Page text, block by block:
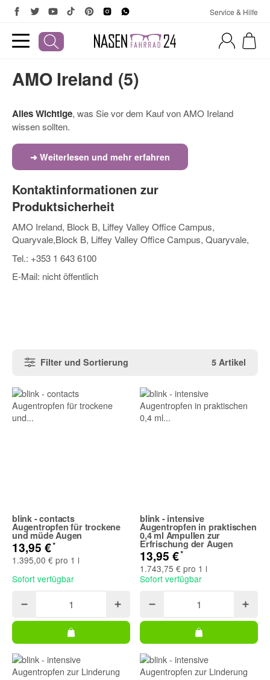
Service & Hilfe
AMO Ireland (5)
Alles Wichtige, was Sie vor dem Kauf von AMO Ireland
wissen sollten.
➜ Weiterlesen und mehr erfahren
Kontaktinformationen zur
Produktsicherheit
AMO Ireland, Block B, Liffey Valley Office Campus,
Quaryvale,Block B, Liffey Valley Office Campus, Quaryvale,
Tel.: +353 1 643 6100
E-Mail: nichtöffentlich
Filter und Sortierung 5 Artikel
blink - contacts
Augentropfen für trockene
und müde Augen
13,95 €*
1.395,00 € pro 1 l
Sofort verfügbar
blink - intensive
Augentropfen in praktischen
0,4 ml Ampullen zur
Erfrischung der Augen
13,95 €*
1.743,75 € pro 1 l
Sofort verfügbar